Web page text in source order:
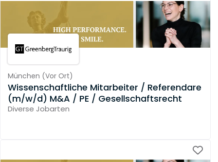
München (Vor Ort)
Wissenschaftliche Mitarbeiter / Referendare
(m/w/d) M&A / PE / Gesellschaftsrecht
Diverse Jobarten